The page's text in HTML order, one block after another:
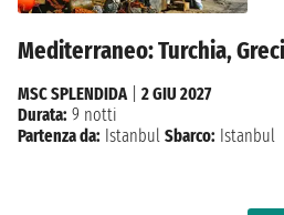
Mediterraneo: Turchia,
MSC SPLENDIDA
2 GIU 2027
Durata: 9 notti
Partenza da: Istanbul Sbarco: Istanbul